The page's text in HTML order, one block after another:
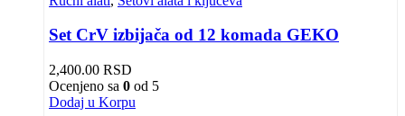
Set CrV izbijača od 12 komada GEKO
2,400.00 RSD
Ocenjeno sa 0 od 5
Dodaj u Korpu